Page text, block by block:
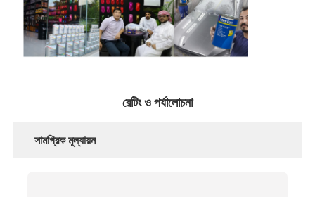
রেটিং ও পর্যালোচনা
সামগ্রিক মূল্যায়ন